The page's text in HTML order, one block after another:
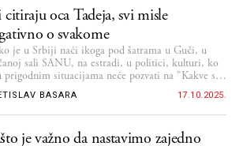
citiraju oca Tadeja, svi misle
o svakome
je u Srbiji naći ikoga pod šatrama u Guči, u
sali SANU, na estradi, u politici, kulturi, ko
prigodnim situacijama neće pozvati na "Kakve su
BASARA 17.10.2025.
je važno da nastavimo zajedno